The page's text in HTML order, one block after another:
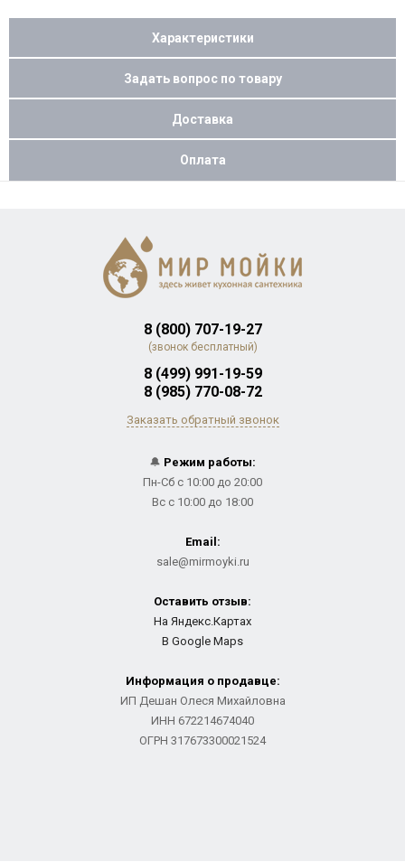
Характеристики
Задать вопрос по товару
Доставка
Оплата
8 (800) 707-19-27
(звонок бесплатный)
8 (499) 991-19-59
8 (985) 770-08-72
Заказать обратный звонок
🔔 Режим работы:
Пн-Сб с 10:00 до 20:00
Вс с 10:00 до 18:00
Email:
sale@mirmoyki.ru
Оставить отзыв:
На Яндекс.Картах
В Google Maps
Информация о продавце:
ИП Дешан Олеся Михайловна
ИНН 672214674040
ОГРН 317673300021524